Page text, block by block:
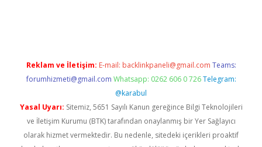
Reklam ve İletişim: E-mail: backlinkpaneli@gmail.com Teams:
forumhizmeti@gmail.com Whatsapp: 0262 606 0 726 Telegram:
@karabul
Yasal Uyarı: Sitemiz, 5651 Sayılı Kanun gereğince Bilgi Teknolojileri
ve İletişim Kurumu (BTK) tarafından onaylanmış bir Yer Sağlayıcı
olarak hizmet vermektedir. Bu nedenle, sitedeki içerikleri proaktif